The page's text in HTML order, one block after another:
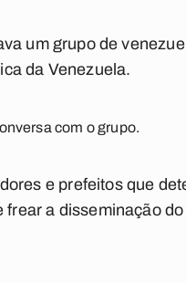
um grupo de
da Venezuela.
com o grupo.
e prefeitos que
a disseminação